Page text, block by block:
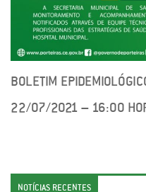
BOLETIM
22/07/2021 – 16:00
NOTÍCIAS RECENTES